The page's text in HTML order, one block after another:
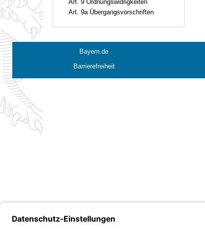
Art. 9 Ordnungswidrigkeiten
Art. 9a Übergangsvorschriften
Bayern.de
Barrierefreiheit